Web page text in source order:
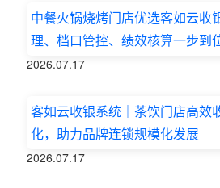
中餐火锅烧烤门店优选客如云收
理、档口管控、绩效核算一步到
2026.07.17
客如云收银系统｜茶饮门店高效
化，助力品牌连锁规模化发展
2026.07.17